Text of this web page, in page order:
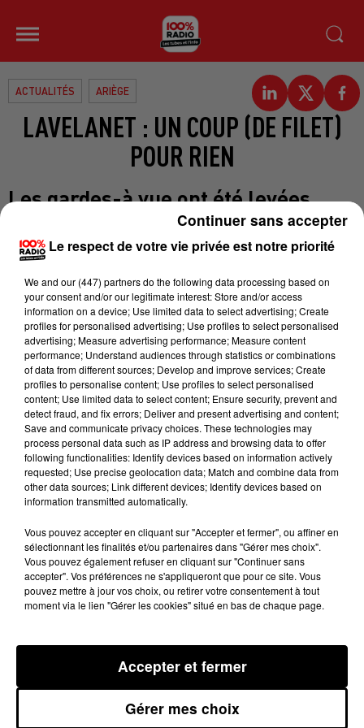
ACTUALITÉS ARIÈGE
LAVELANET : UN COUP (DE FILET)
POUR RIEN
Les gardes-à vue ont été levées
pour les personnes interpellées
mercredi à Lavelanet. Des
arrestations dans le cadre de
l’incendie criminel d’un foyer du
Pays d’Olmes en septembre 2014, le
drame avait fait 3 morts :
Gilbert Ferrier, Frédéric Amiot et
Une voiture avait été incendiée dans
le sous-sol de la résidence qui
accueillait des personnes en
difficulté. Les suspects ont été
libérés faute de preuves suffisantes
pour les mettre en examen.
Publié : 25 septembre 2015 à 8h45
MENTIONS LÉGALES
Le respect de votre vie privée est notre priorité
We and our (447) partnersdo the following data processing based on
your consent and/or our legitimate interest: Store and/or access
information on a device; Use limited data to select advertising; Create
profiles for personalised advertising; Use profiles to select personalised
advertising; Measure advertising performance; Measure content
performance; Understand audiences through statistics or combinations
of data from different sources; Develop and improve services; Create
profiles to personalise content; Use profiles to select personalised
content; Use limited data to select content; Ensure security, prevent and
detect fraud, and fix errors; Deliver and present advertising and content;
Save and communicate privacy choices. These technologies may
process personal data such as IP address and browsing data to offer
following functionalities: Identify devices based on information actively
requested; Use precise geolocation data; Match and combine data from
other data sources; Link different devices; Identify devices based on
information transmitted automatically.
Vous pouvez accepter en cliquant sur "Accepter et fermer", ou affiner en
sélectionnant les finalités et/ou partenaires dans "Gérer mes choix".
Vous pouvez également refuser en cliquant sur "Continuer sans
accepter". Vos préférences ne s'appliqueront que pour ce site. Vous
pouvez mettre à jour vos choix, ou retirer votre consentement à tout
moment via le lien "Gérer les cookies" situé en bas de chaque page.
Gérer mes choix
Accepter et fermer
Continuer sans accepter